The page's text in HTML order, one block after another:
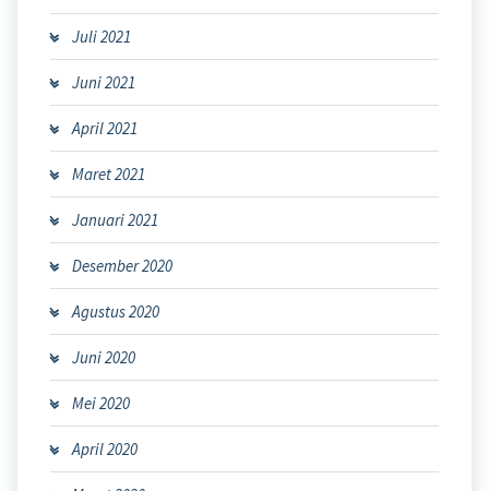
Juli 2021
Juni 2021
April 2021
Maret 2021
Januari 2021
Desember 2020
Agustus 2020
Juni 2020
Mei 2020
April 2020